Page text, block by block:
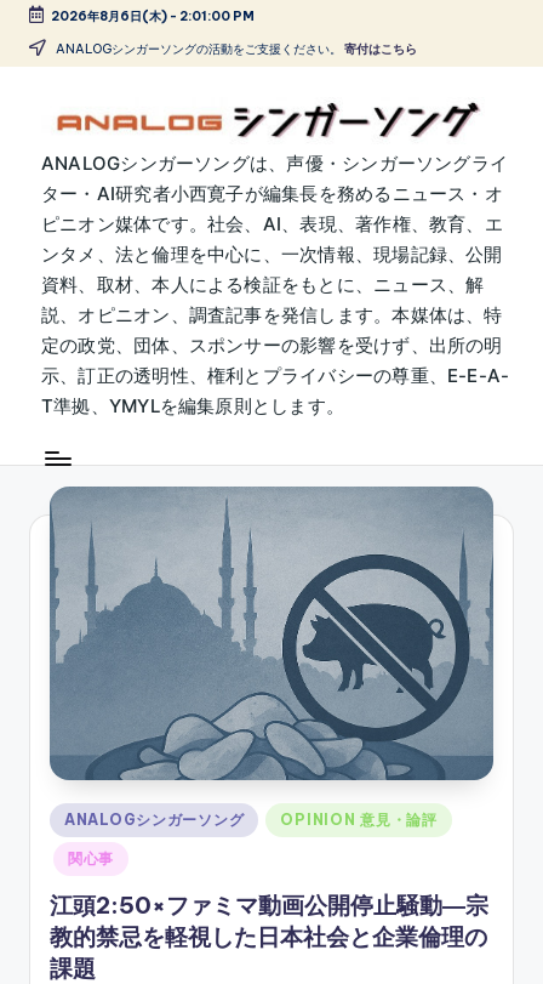
Skip
2026年8月6日(木)- 2:01:00 PM
ANALOGシンガーソングの活動をご支援ください。 寄付はこちら
A
N
A
L
O
G
シ
ン
ガ
ー
ソ
ン
グ
ANALOGシンガーソングは、声優・シンガーソングライ
ター・AI研究者小西寛子が編集長を務めるニュース・オ
ピニオン媒体です。社会、AI、表現、著作権、教育、エ
ンタメ、法と倫理を中心に、一次情報、現場記録、公開
資料、取材、本人による検証をもとに、ニュース、解
説、オピニオン、調査記事を発信します。本媒体は、特
定の政党、団体、スポンサーの影響を受けず、出所の明
示、訂正の透明性、権利とプライバシーの尊重、E-E-A-
T準拠、YMYLを編集原則とします。
Posted
in
ANALOGシンガーソング OPINION 意見・論評
関心事
江頭2:50×ファミマ動画公開停止騒動―宗
教的禁忌を軽視した日本社会と企業倫理の
課題